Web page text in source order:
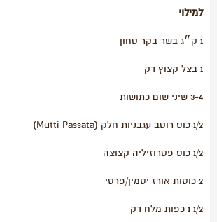
למילוי
1 ק״ג בשר בקר טחון
1 בצל קצוץ דק
3-4 שיני שום כתושות
1/2 כוס רוטב עגבניות חלק (Mutti Passata)
1/2 כוס פטרוזיליה קצוצה
2 כוסות אורז יסמין/פרסי
1/2 1 כפות מלח דק